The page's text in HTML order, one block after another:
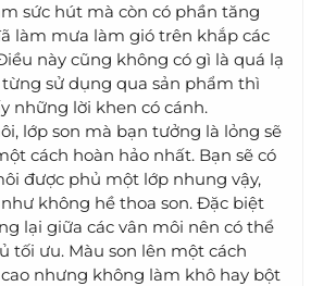
sức hút mà còn có phần tăng
làm mưa làm gió trên khắp các
này cũng không có gì là quá lạ
sử dụng qua sản phẩm thì
những lời khen có cánh.
lớp son mà bạn tưởng là lỏng sẽ
cách hoàn hảo nhất. Bạn sẽ có
được phủ một lớp nhung vậy,
không hề thoa son. Đặc biệt
lại giữa các vân môi nên có thể
tối ưu. Màu son lên một cách
nhưng không làm khô hay bột